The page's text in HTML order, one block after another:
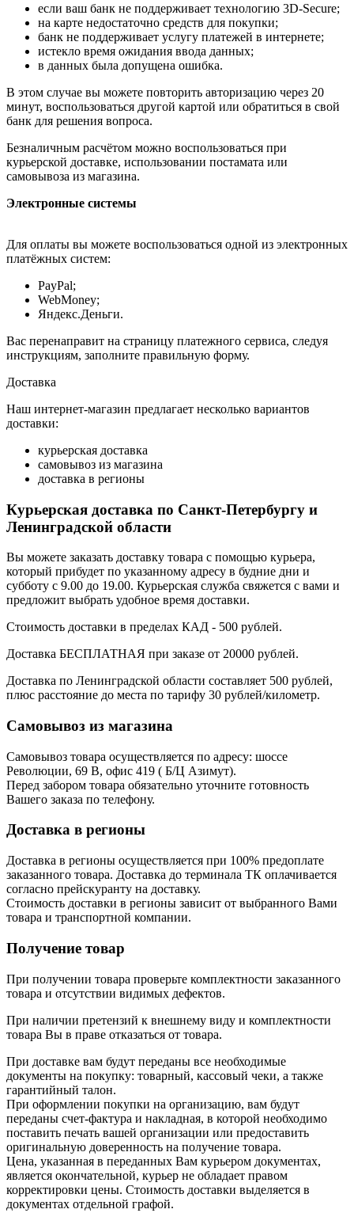
если ваш банк не поддерживает технологию 3D-Secure;
на карте недостаточно средств для покупки;
банк не поддерживает услугу платежей в интернете;
истекло время ожидания ввода данных;
в данных была допущена ошибка.
В этом случае вы можете повторить авторизацию через 20
минут, воспользоваться другой картой или обратиться в свой
банк для решения вопроса.
Безналичным расчётом можно воспользоваться при
курьерской доставке, использовании постамата или
самовывоза из магазина.
Электронные системы
Для оплаты вы можете воспользоваться одной из электронных
платёжных систем:
PayPal;
WebMoney;
Яндекс.Деньги.
Вас перенаправит на страницу платежного сервиса, следуя
инструкциям, заполните правильную форму.
Доставка
Наш интернет-магазин предлагает несколько вариантов
доставки:
курьерская доставка
самовывоз из магазина
доставка в регионы
Курьерская доставка по Санкт-Петербургу и
Ленинградской области
Вы можете заказать доставку товара с помощью курьера,
который прибудет по указанному адресу в будние дни и
субботу с 9.00 до 19.00. Курьерская служба свяжется с вами и
предложит выбрать удобное время доставки.
Стоимость доставки в пределах КАД - 500 рублей.
Доставка БЕСПЛАТНАЯ при заказе от 20000 рублей.
Доставка по Ленинградской области составляет 500 рублей,
плюс расстояние до места по тарифу 30 рублей/километр.
Самовывоз из магазина
Самовывоз товара осуществляется по адресу: шоссе
Революции, 69 В, офис 419 ( Б/Ц Азимут).
Перед забором товара обязательно уточните готовность
Вашего заказа по телефону.
Доставка в регионы
Доставка в регионы осуществляется при 100% предоплате
заказанного товара. Доставка до терминала ТК оплачивается
согласно прейскуранту на доставку.
Стоимость доставки в регионы зависит от выбранного Вами
товара и транспортной компании.
Получение товар
При получении товара проверьте комплектности заказанного
товара и отсутствии видимых дефектов.
При наличии претензий к внешнему виду и комплектности
товара Вы в праве отказаться от товара.
При доставке вам будут переданы все необходимые
документы на покупку: товарный, кассовый чеки, а также
гарантийный талон.
При оформлении покупки на организацию, вам будут
переданы счет-фактура и накладная, в которой необходимо
поставить печать вашей организации или предоставить
оригинальную доверенность на получение товара.
Цена, указанная в переданных Вам курьером документах,
является окончательной, курьер не обладает правом
корректировки цены. Стоимость доставки выделяется в
документах отдельной графой.